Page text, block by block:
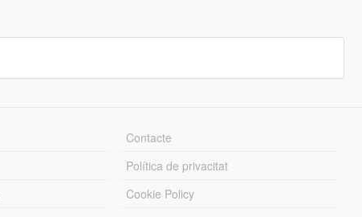
Contacte
Política de privacitat
Cookie Policy